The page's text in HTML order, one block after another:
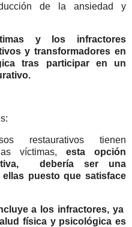
de la ansiedad y
y los infractores
y transformadores en
tras participar en un
restaurativos tienen
víctimas, esta opción
debería ser una
puesto que satisface
a los infractores, ya
física y psicológica es